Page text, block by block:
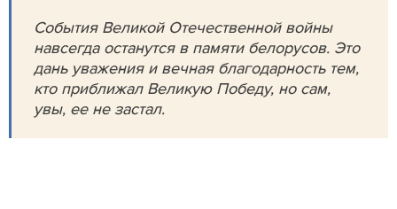
События Великой Отечественной войны
навсегда останутся в памяти белорусов. Это
дань уважения и вечная благодарность тем,
кто приближал Великую Победу, но сам,
увы, ее не застал.